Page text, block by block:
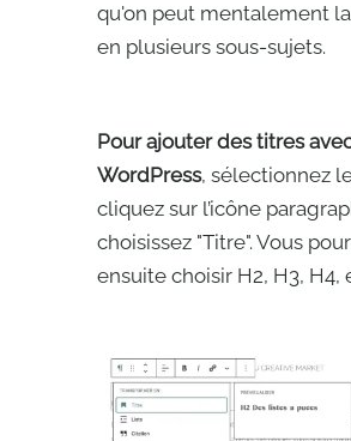
qu'on peut mentalement
en plusieurs sous-sujets.
Pour ajouter des titres
WordPress, sélectionnez
cliquez sur l’icône
choisissez "Titre". Vous
ensuite choisir H2, H3, H4,